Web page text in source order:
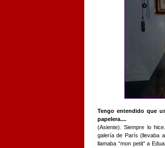
Tengo entendido que
papelera....
(Asiente). Siempre lo
galería de París (llevaba
llamaba “mon petit” a